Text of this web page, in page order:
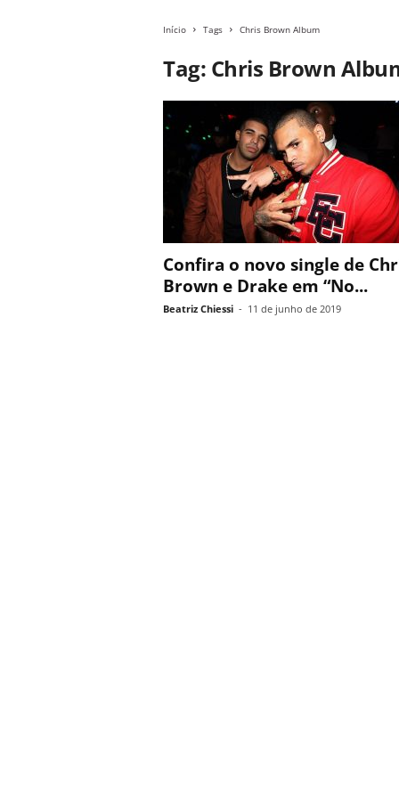
Início Tags Chris Brown Album
Tag: Chris Brown
Confira o novo single de
Brown e Drake em “No...
Beatriz Chiessi - 11 de junho de 2019